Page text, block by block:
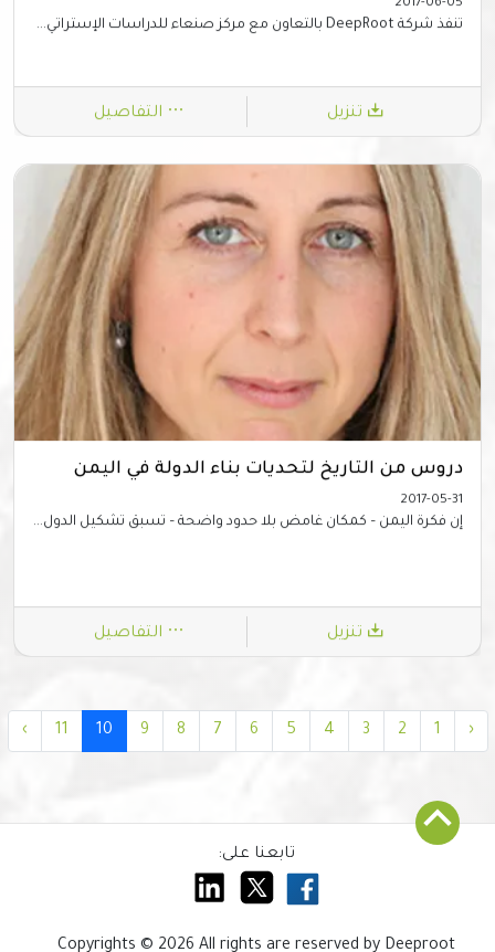
2017-06-05
تنفذ شركة DeepRoot بالتعاون مع مركز صنعاء للدراسات الإستراتي...
تنزيل التفاصيل
دروس من التاريخ لتحديات بناء الدولة في اليمن
2017-05-31
إن فكرة اليمن – كمكان غامض بلا حدود واضحة – تسبق تشكيل الدول...
تنزيل التفاصيل
‹
1
2
3
4
5
6
7
8
9
10
11
›
تابعنا على:
Copyrights © 2026 All rights are reserved by Deeproot